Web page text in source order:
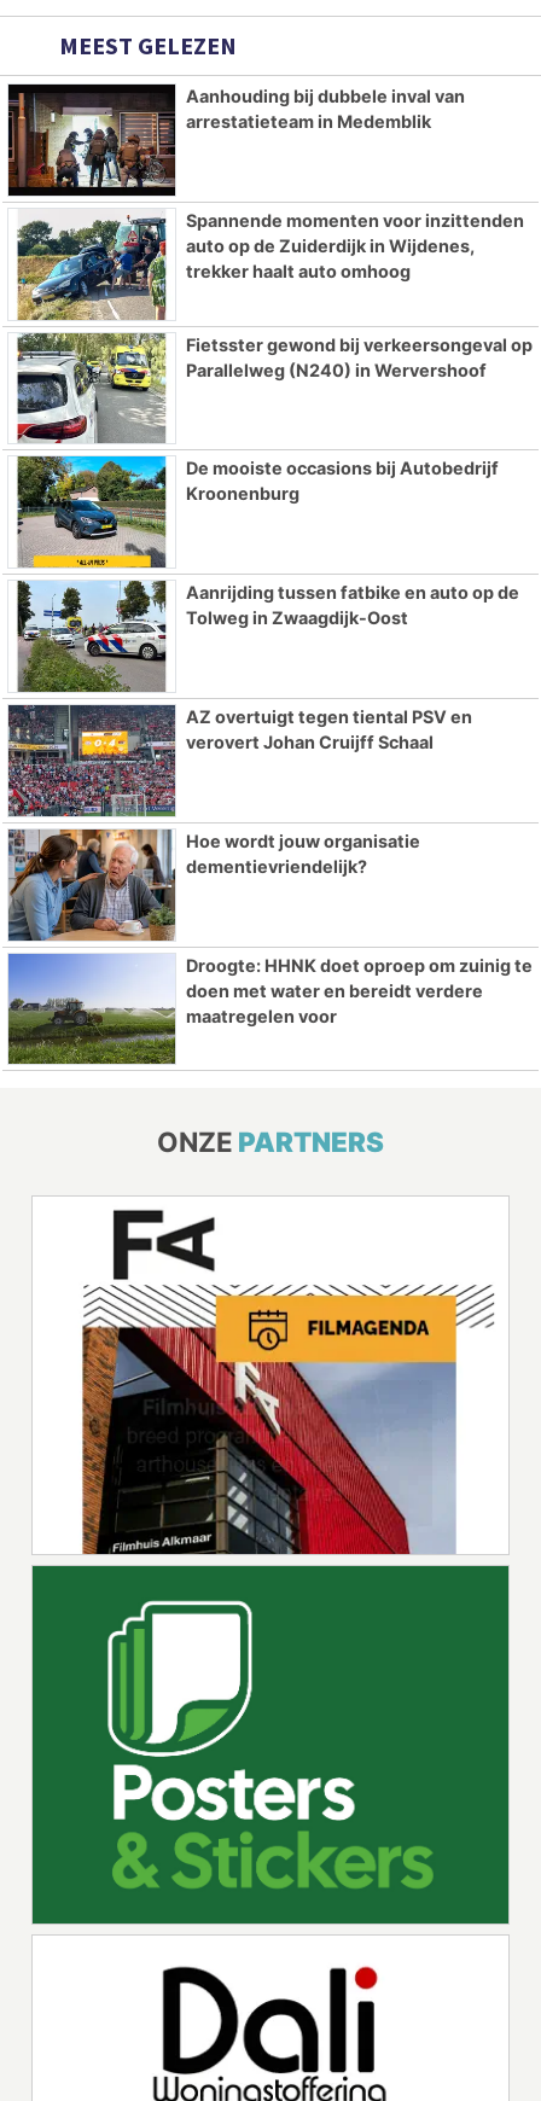
MEEST GELEZEN
Aanhouding bij dubbele inval van
arrestatieteam in Medemblik
Spannende momenten voor inzittenden
auto op de Zuiderdijk in Wijdenes,
trekker haalt auto omhoog
Fietsster gewond bij verkeersongeval op
Parallelweg (N240) in Wervershoof
De mooiste occasions bij Autobedrijf
Kroonenburg
Aanrijding tussen fatbike en auto op de
Tolweg in Zwaagdijk-Oost
AZ overtuigt tegen tiental PSV en
verovert Johan Cruijff Schaal
Hoe wordt jouw organisatie
dementievriendelijk?
Droogte: HHNK doet oproep om zuinig te
doen met water en bereidt verdere
maatregelen voor
ONZE PARTNERS